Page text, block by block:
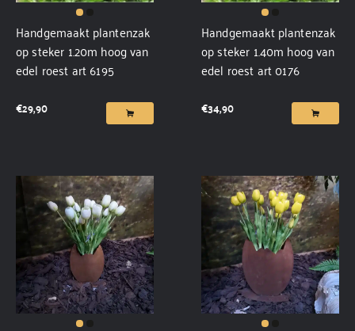
Handgemaakt plantenzak
op steker 1.20m hoog van
edel roest art 6195
€29,90
Handgemaakt plantenzak
op steker 1.40m hoog van
edel roest art 0176
€34,90